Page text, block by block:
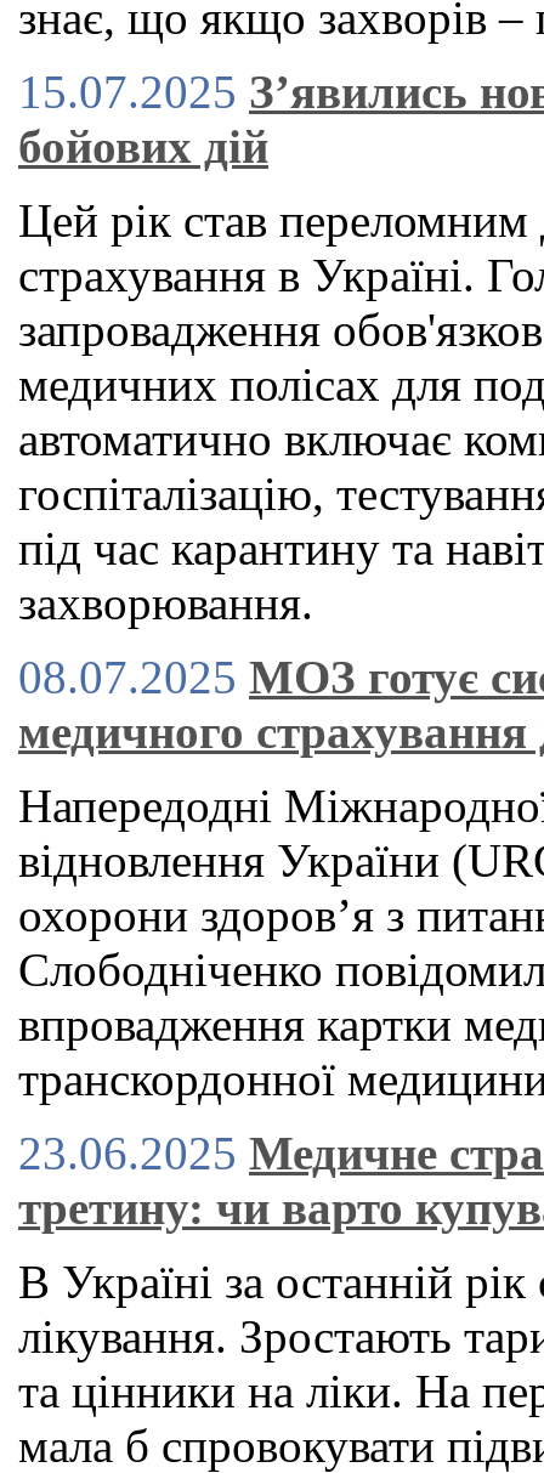
знає, що якщо захворів –
15.07.2025 З’явились
бойових дій
Цей рік став переломним
страхування в Україні.
запровадження
медичних полісах для
автоматично включає
госпіталізацію,
під час карантину та
захворювання.
08.07.2025 МОЗ готує
медичного
Напередодні
відновлення України
охорони здоров’я з
Слободніченко
впровадження картки
транскордонної
23.06.2025 Медичне
третину: чи варто
В Україні за останній
лікування. Зростають
та цінники на ліки. На
мала б спровокувати